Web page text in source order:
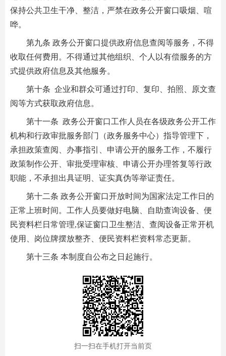
保持公共卫生干净、整洁，严禁在政务公开窗口吸烟、喧
哗。
第九条 政务公开窗口提供政府信息查阅等服务，不得
收取任何费用。不得通过其他组织、个人以有偿服务的方
式提供政府信息及其他服务。
第十条 企业和群众可通过打印、复印、拍照、原文查
阅等方式获取政府信息。
第十一条 政务公开窗口工作人员在各级政务公开工作
机构和行政审批服务部门（政务服务中心）指导管理下，
承担政策查阅、办事指引、申请公开的服务工作，不履行
政策制作公开、审批受理审核、申请公开办理答复等行政
职能，不承担出具证明、证实真伪等举证责任。
第十二条 政务公开窗口开放时间为国家法定工作日的
正常上班时间。工作人员要做好电脑、自助查询设备、便
民资料栏日常管理,保证窗口卫生整洁、查阅设备正常开机
使用、岗位牌摆放整齐、便民资料栏资料常态更新。
第十三条 本制度自公布之日起施行。
扫一扫在手机打开当前页